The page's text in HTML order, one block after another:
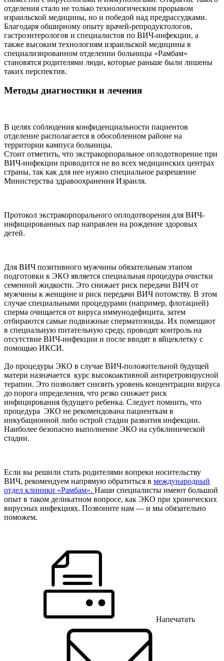
отделения стало не только технологическим прорывом
израильской медицины, но и победой над предрассудками.
Благодаря обширному опыту врачей-репродуктологов,
гастроэнтерологов и специалистов по ВИЧ-инфекции, а
также высоким технологиям израильской медицины в
специализированном отделении больницы «Рамбам»
становятся родителями люди, которые раньше были лишены
таких перспектив.
Методы диагностики и лечения
В целях соблюдения конфиденциальности пациентов
отделение располагается в обособленном районе на
территории кампуса больницы.
Стоит отметить, что экстракорпоральное оплодотворение при
ВИЧ-инфекции проводится не во всех медицинских центрах
страны, так как для нее нужно специальное разрешение
Министерства здравоохранения Израиля.
Протокол экстракорпорального оплодотворения для ВИЧ-
инфицированных пар направлен на рождение здоровых
детей.
Для ВИЧ позитивного мужчины обязательным этапом
подготовки к ЭКО является специальная процедура очистки
семенной жидкости. Это снижает риск передачи ВИЧ от
мужчины к женщине и риск передачи ВИЧ потомству. В этом
случае специальными процедурами (например, флотацией)
сперма очищается от вируса иммунодефицита, затем
отбираются самые подвижные сперматозоиды. Их помещают
в специальную питательную среду, проводят контроль на
отсутствие ВИЧ-инфекции и после вводят в яйцеклетку с
помощью ИКСИ.
До процедуры ЭКО в случае ВИЧ-положительной будущей
матери назначается курс высокоактивной антиретровирусной
терапии. Это позволяет снизить уровень концентрации вируса
до порога определения, что резко снижает риск
инфицирования будущего ребенка. Следует помнить, что
процедура ЭКО не рекомендована пациенткам в
инкубационной либо острой стадии развития инфекции.
Наиболее безопасно выполнение ЭКО на субклинической
стадии.
Если вы решили стать родителями вопреки носительству
ВИЧ, рекомендуем напрямую обратиться в международный
отдел клиники «Рамбам». Наши специалисты имеют большой
опыт в таком деликатном вопросе, как ЭКО при хронических
вирусных инфекциях. Позвоните нам — и мы обязательно
поможем.
Напечатать